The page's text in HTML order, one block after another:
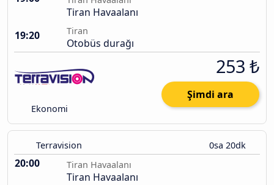
Tiran Havaalanı
19:20
Tiran
Otobüs durağı
Ekonomi
253 ₺
Şimdi ara
Terravision 0sa 20dk
20:00 Tiran Havaalanı
Tiran Havaalanı